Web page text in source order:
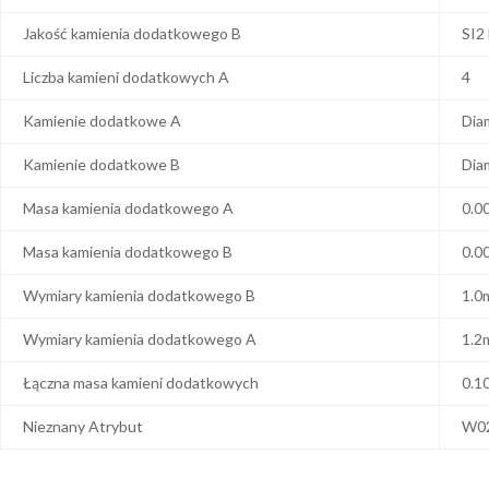
Jakość kamienia dodatkowego B SI2
Liczba kamieni dodatkowych A 4
Kamienie dodatkowe A
Kamienie dodatkowe B
Masa kamienia dodatkowego A
Masa kamienia dodatkowego B
Wymiary kamienia dodatkowego B
Wymiary kamienia dodatkowego A
Łączna masa kamieni dodatkowych
Nieznany Atrybut